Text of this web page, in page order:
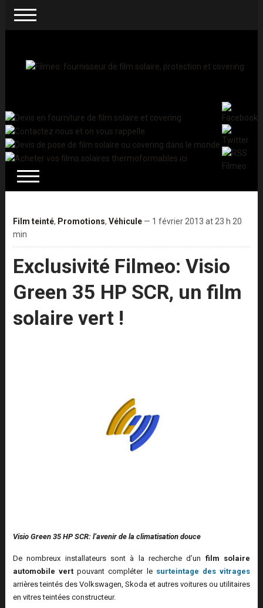
Film teinté, Promotions, Véhicule— 1 février 2013 at 23 h 20
min
Exclusivité Filmeo: Visio
Green 35 HP SCR, un film
solaire vert !
Visio Green 35 HP SCR: l’avenir de la climatisation douce
De nombreux installateurs sont à la recherche d’un film solaire
automobile vert pouvant compléter le surteintage des vitrages
arrières teintés des Volkswagen, Skoda et autres voitures ou utilitaires
en vitres teintées constructeur.